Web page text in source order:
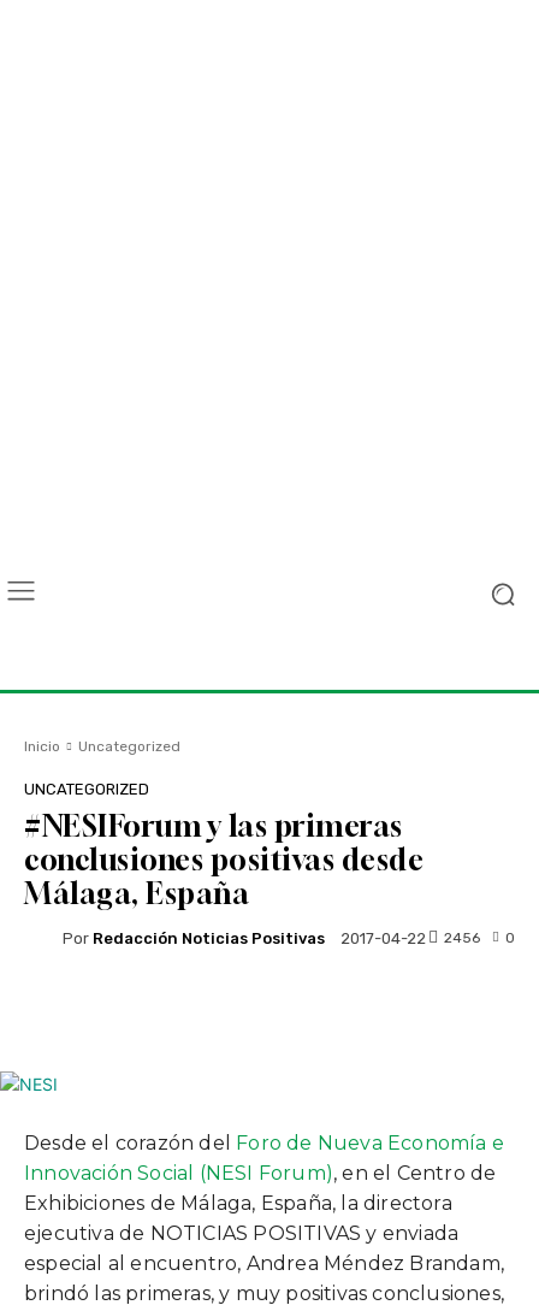
Inicio Uncategorized
UNCATEGORIZED
#NESIForum y las primeras
conclusiones positivas desde
Málaga, España
Por Redacción Noticias Positivas 2017-04-22 0
2456
Desde el corazón del Foro de Nueva Economía e
Innovación Social (NESI Forum), en el Centro de
Exhibiciones de Málaga, España, la directora
ejecutiva de NOTICIAS POSITIVAS y enviada
especial al encuentro, Andrea Méndez Brandam,
brindó las primeras, y muy positivas conclusiones,